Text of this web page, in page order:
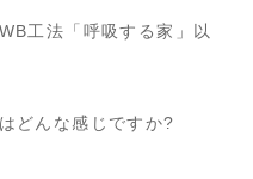
工法「呼吸する家」以
どんな感じですか?